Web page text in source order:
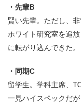
・先輩B
賢い先輩。ただし、
ホワイト研究室を追
に転がり込んできた。
・同期C
留学生。学科主席、
一見ハイスペックだ